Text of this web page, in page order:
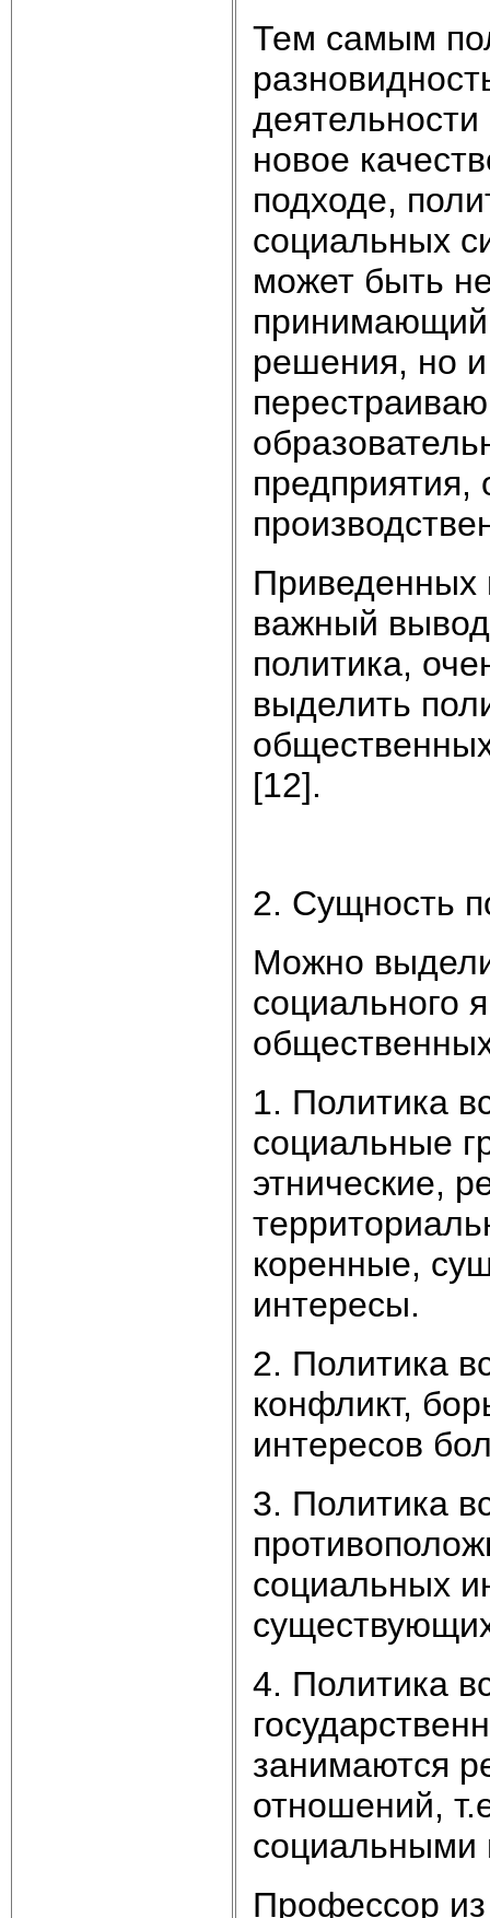
Тем самым
новое
подходе,
социальных
может быть
принимающий
решения, но и
Приведенных
важный
политика,
выделить
[12].
2. Сущность
Можно
социального
1. Политика
социальные
этнические,
коренные,
интересы.
2. Политика
конфликт,
интересов
3. Политика
социальных
4. Политика
занимаются
отношений,
социальными
Профессор